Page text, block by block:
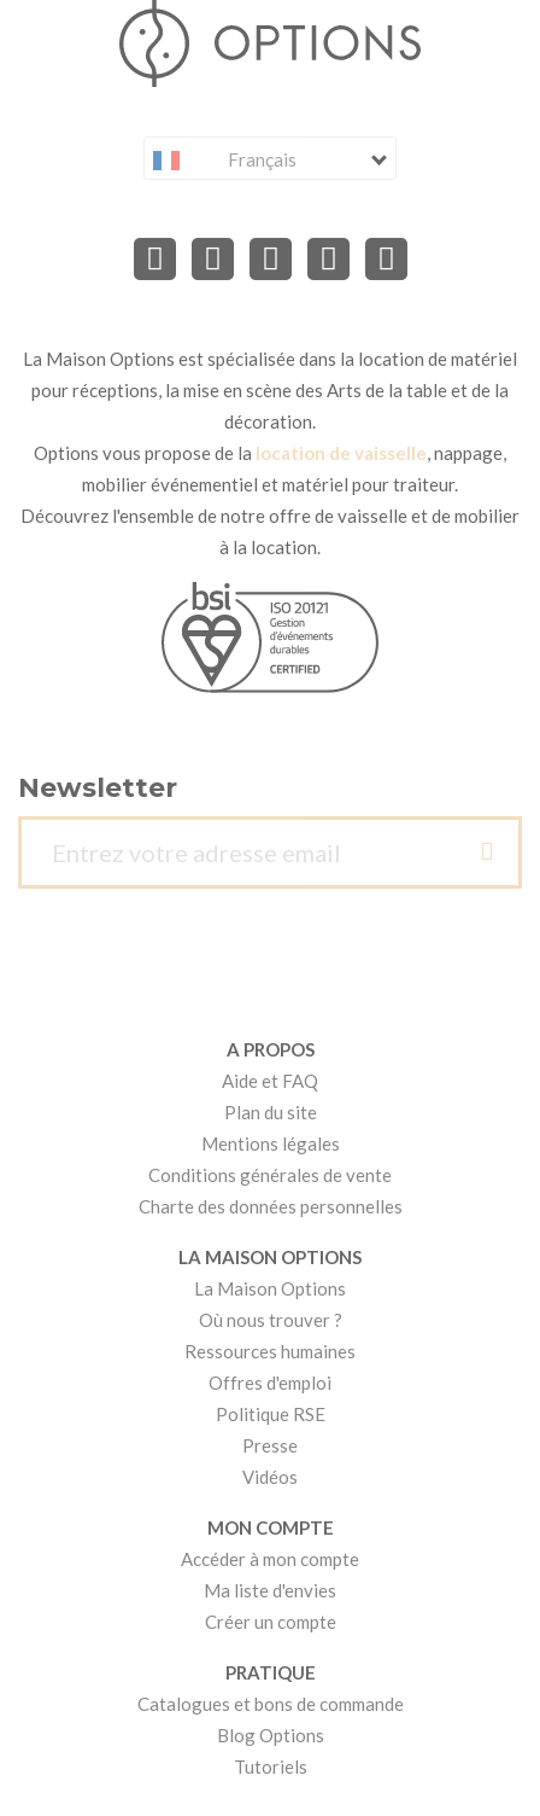
Français
La Maison Options est spécialisée dans la location de matériel
pour réceptions, la mise en scène des Arts de la table et de la
décoration.
Options vous propose de la location de vaisselle, nappage,
mobilier événementiel et matériel pour traiteur.
Découvrez l'ensemble de notre offre de vaisselle et de mobilier
à la location.
Newsletter
A PROPOS
Aide et FAQ
Plan du site
Mentions légales
Conditions générales de vente
Charte des données personnelles
LA MAISON OPTIONS
La Maison Options
Où nous trouver ?
Ressources humaines
Offres d'emploi
Politique RSE
Presse
Vidéos
MON COMPTE
Accéder à mon compte
Ma liste d'envies
Créer un compte
PRATIQUE
Catalogues et bons de commande
Blog Options
Tutoriels